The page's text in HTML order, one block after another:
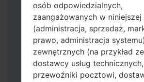
Pobierz na swój
wersjęOdin 3.
Następnie
oprogramowania układowego.
Powinieneś otrzymać 1
wybierz tutaj) lub 5 plików
wybierz tutaj):
osób odpowiedzialnych,
zaangażowanych w
(administracja, sprzedaż,
prawo, administracja
zewnętrznych (na przykład
dostawcy usług technicznych,
przewoźniki pocztowi,